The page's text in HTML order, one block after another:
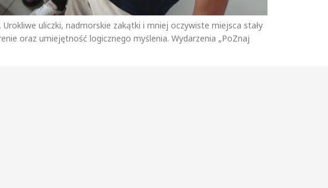
uliczki, nadmorskie zakątki i mniej oczywiste miejsca stały
oraz umiejętność logicznego myślenia. Wydarzenia „PoZnaj